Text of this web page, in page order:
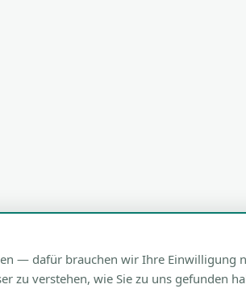
— dafür brauchen wir Ihre Einwilligung
zu verstehen, wie Sie zu uns gefunden